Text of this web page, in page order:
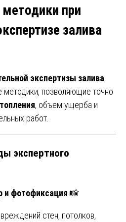
при
залива
экспертизы залива
методики, позволяющие точно
, объем ущерба и
работ.
экспертного
и фотофиксация 📸
стен, потолков,